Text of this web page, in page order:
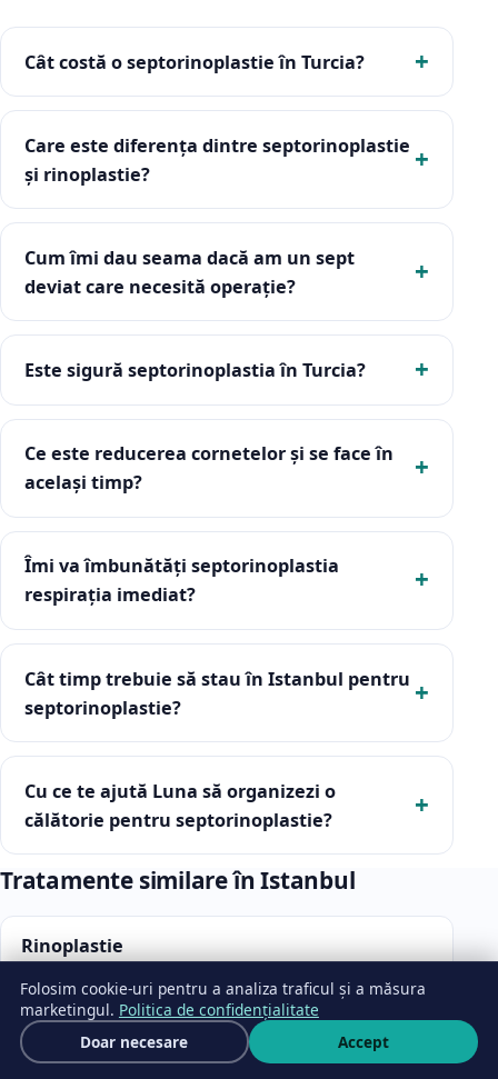
Cât costă o septorinoplastie în Turcia?
Care este diferența dintre septorinoplastie
și rinoplastie?
Cum îmi dau seama dacă am un sept
deviat care necesită operație?
Este sigură septorinoplastia în Turcia?
Ce este reducerea cornetelor și se face în
același timp?
Îmi va îmbunătăți septorinoplastia
respirația imediat?
Cât timp trebuie să stau în Istanbul pentru
septorinoplastie?
Cu ce te ajută Luna să organizezi o
călătorie pentru septorinoplastie?
Tratamente similare în Istanbul
Rinoplastie
Liposucție
Cere ofertă
Folosim cookie-uri pentru a analiza traficul și a măsura
marketingul. Politica de confidențialitate
Doar necesare
Accept